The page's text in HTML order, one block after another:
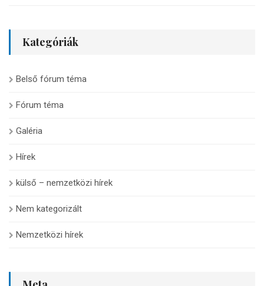
Kategóriák
Belső fórum téma
Fórum téma
Galéria
Hírek
külső – nemzetközi hírek
Nem kategorizált
Nemzetközi hírek